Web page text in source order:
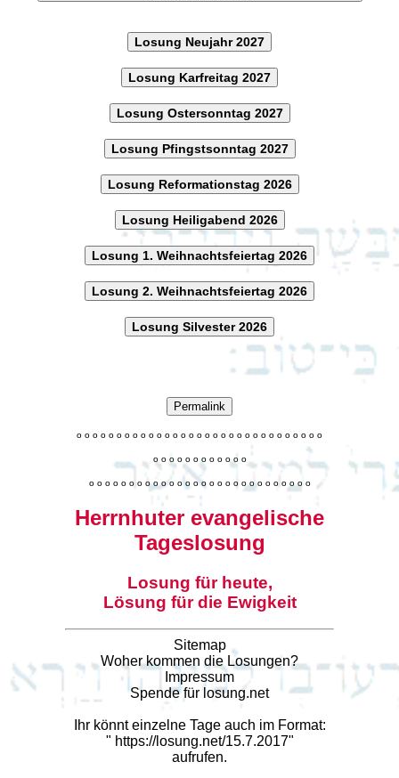
Losung Neujahr 2027
Losung Karfreitag 2027
Losung Ostersonntag 2027
Losung Pfingstsonntag 2027
Losung Reformationstag 2026
Losung Heiligabend 2026
Losung 1. Weihnachtsfeiertag 2026
Losung 2. Weihnachtsfeiertag 2026
Losung Silvester 2026
Permalink
o o o o o o o o o o o o o o o o o o o o o o o o o o o o o o o
o o o o o o o o o o o o
o o o o o o o o o o o o o o o o o o o o o o o o o o o o
Herrnhuter evangelische
Tageslosung
Losung für heute,
Lösung für die Ewigkeit
Sitemap
Woher kommen die Losungen?
Impressum
Spende für losung.net
Ihr könnt einzelne Tage auch im Format:
" https://losung.net/15.7.2017"
aufrufen.